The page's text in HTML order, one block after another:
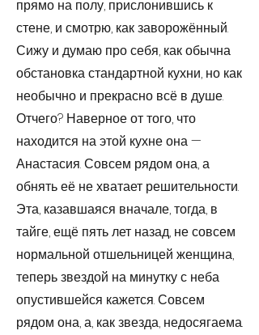
прямо на полу, прислонившись к
стене, и смотрю, как заворожённый.
Сижу и думаю про себя, как обычна
обстановка стандартной кухни, но как
необычно и прекрасно всё в душе.
Отчего? Наверное от того, что
находится на этой кухне она —
Анастасия. Совсем рядом она, а
обнять её не хватает решительности.
Эта, казавшаяся вначале, тогда, в
тайге, ещё пять лет назад, не совсем
нормальной отшельницей женщина,
теперь звездой на минутку с неба
опустившейся кажется. Совсем
рядом она, а, как звезда, недосягаема.